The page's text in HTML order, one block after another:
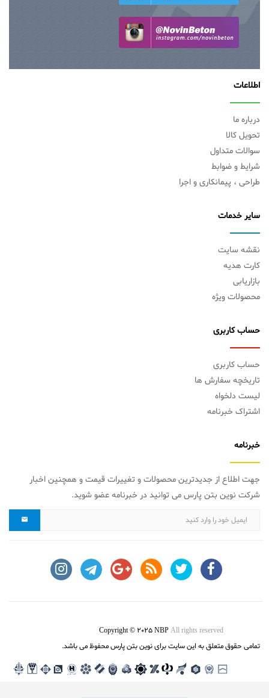
اطلاعات
درباره ما
تحویل کالا
سوالات متداول
شرایط و ضوابط
طراحی ، پیمانکاری و اجرا
سایر خدمات
نقشه سایت
کارت هدیه
بازاریابی
محصولات ویژه
حساب کاربری
حساب کاربری
تاریخچه سفارش ها
لیست دلخواه
اشتراک خبرنامه
خبرنامه
جهت اطلاع از جدیدترین محصولات و تغییرات قیمت و همچنین اخبار
شرکت نوین بتن پارس می توانید در خبرنامه عضو شوید.
Copyright © 2025 NBPAll rights reserved
تمامی حقوق متعلق به این سایت برای نوین بتن پارس محفوظ می باشد.